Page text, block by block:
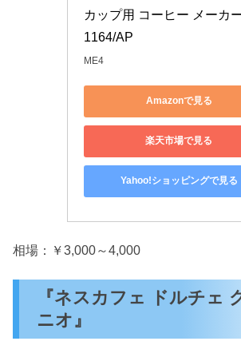
カップ用 コーヒー メーカ
1164/AP
ME4
Amazonで見る
楽天市場で見る
Yahoo!ショッピングで見る
相場：￥3,000～4,000
『ネスカフェ ドルチェ
ニオ』